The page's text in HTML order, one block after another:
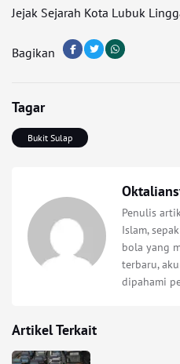
Jejak Sejarah Kota Lubuk
Bagikan
Tagar
Bukit Sulap
Penulis
Islam,
bola yang
terbaru,
dipahami
Artikel Terkait